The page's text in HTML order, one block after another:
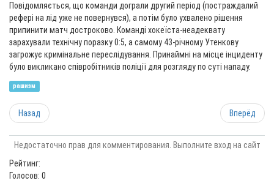
Повідомляється, що команди дограли другий період (постраждалий
рефері на лід уже не повернувся), а потім було ухвалено рішення
припинити матч достроково. Команді хокеїста-неадеквату
зарахували технічну поразку 0:5, а самому 43-річному Утенкову
загрожує кримінальне переслідування. Принаймні на місце інциденту
було викликано співробітників поліції для розгляду по суті нападу.
рашизм
Назад Вперёд
Недостаточно прав для комментирования. Выполните вход на сайт
Рейтинг:
Голосов: 0